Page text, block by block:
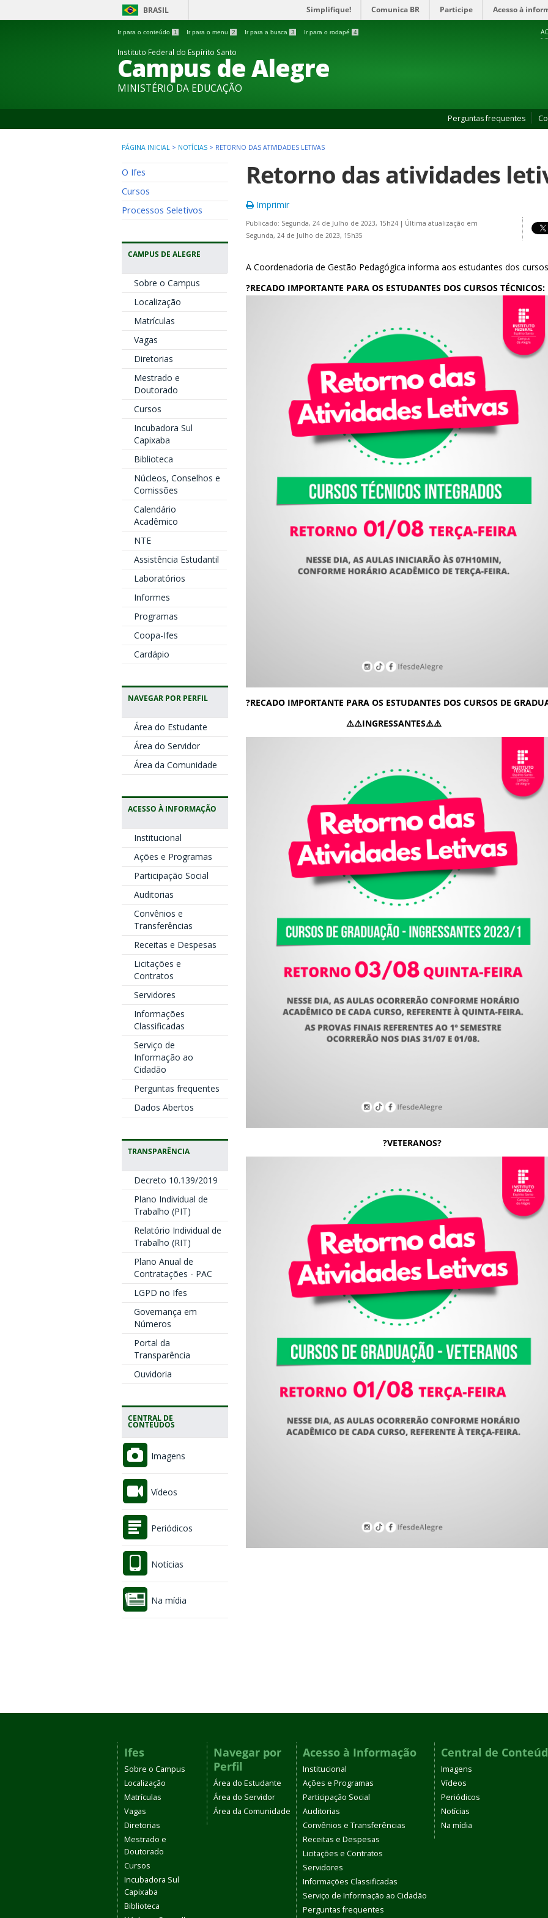
BRASIL Simplifique! Comunica BR Participe Acesso à
Ir para o conteúdo 1 Ir para o menu 2 Ir para a busca 3 Ir para o rodapé 4
Instituto Federal do Espírito Santo
Campus de Alegre
MINISTÉRIO DA EDUCAÇÃO
Perguntas frequentes
PÁGINA INICIAL > NOTÍCIAS > RETORNO DAS ATIVIDADES LETIVAS
O Ifes
Cursos
Processos Seletivos
CAMPUS DE ALEGRE
Sobre o Campus
Localização
Matrículas
Vagas
Diretorias
Mestrado e
Doutorado
Cursos
Incubadora Sul
Capixaba
Biblioteca
Núcleos, Conselhos e
Comissões
Calendário
Acadêmico
NTE
Assistência Estudantil
Laboratórios
Informes
Programas
Coopa-Ifes
Cardápio
NAVEGAR POR PERFIL
Área do Estudante
Área do Servidor
Área da Comunidade
ACESSO À INFORMAÇÃO
Institucional
Ações e Programas
Participação Social
Auditorias
Convênios e
Transferências
Receitas e Despesas
Licitações e
Contratos
Servidores
Informações
Classificadas
Serviço de
Informação ao
Cidadão
Perguntas frequentes
Dados Abertos
TRANSPARÊNCIA
Decreto 10.139/2019
Plano Individual de
Trabalho (PIT)
Relatório Individual de
Trabalho (RIT)
Plano Anual de
Contratações - PAC
LGPD no Ifes
Governança em
Números
Portal da
Transparência
Ouvidoria
CENTRAL DE
CONTEÚDOS
Imagens
Vídeos
Periódicos
Notícias
Na mídia
Retorno das atividades
Imprimir
Publicado: Segunda, 24 de Julho de 2023, 15h24 | Última atualização em
Segunda, 24 de Julho de 2023, 15h35
A Coordenadoria de Gestão Pedagógica informa aos estudantes dos
?RECADO IMPORTANTE PARA OS ESTUDANTES DOS CURSOS TÉCNICOS:
?RECADO IMPORTANTE PARA OS ESTUDANTES DOS CURSOS DE
⚠️⚠️INGRESSANTES⚠️⚠️
?VETERANOS?
Ifes
Sobre o Campus
Localização
Matrículas
Vagas
Diretorias
Mestrado e
Doutorado
Cursos
Incubadora Sul
Capixaba
Biblioteca
Navegar por
Perfil
Área do Estudante
Área do Servidor
Área da Comunidade
Acesso à Informação
Institucional
Ações e Programas
Participação Social
Auditorias
Convênios e Transferências
Receitas e Despesas
Licitações e Contratos
Servidores
Informações Classificadas
Serviço de Informação ao Cidadão
Perguntas frequentes
Central de
Imagens
Vídeos
Periódicos
Notícias
Na mídia